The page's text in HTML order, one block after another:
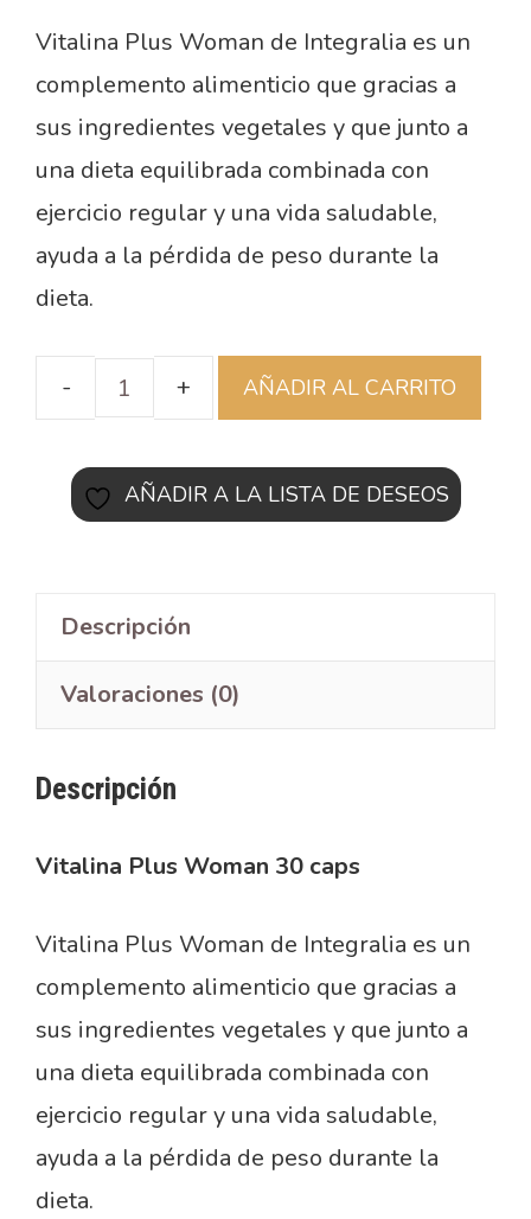
Vitalina Plus Woman de Integralia es un
complemento alimenticio que gracias a
sus ingredientes vegetales y que junto a
una dieta equilibrada combinada con
ejercicio regular y una vida saludable,
ayuda a la pérdida de peso durante la
dieta.
AÑADIR AL CARRITO
AÑADIR A LA LISTA DE DESEOS
Descripción
Valoraciones (0)
Descripción
Vitalina Plus Woman 30 caps
Vitalina Plus Woman de Integralia es un
complemento alimenticio que gracias a
sus ingredientes vegetales y que junto a
una dieta equilibrada combinada con
ejercicio regular y una vida saludable,
ayuda a la pérdida de peso durante la
dieta.